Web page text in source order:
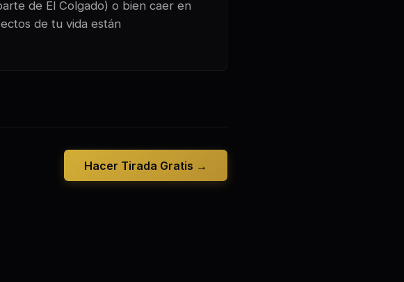
de El Colgado) o bien caer en
de tu vida están
Hacer Tirada Gratis →